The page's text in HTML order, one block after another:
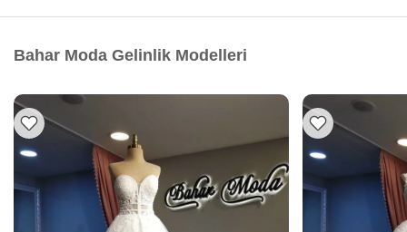
Bahar Moda Gelinlik Modelleri